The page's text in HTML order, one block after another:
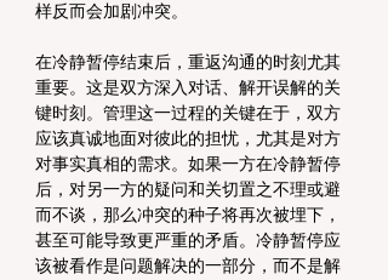
样反而会加剧冲突。
在冷静暂停结束后，重返沟通的时刻尤其
重要。这是双方深入对话、解开误解的关
键时刻。管理这一过程的关键在于，双方
应该真诚地面对彼此的担忧，尤其是对方
对事实真相的需求。如果一方在冷静暂停
后，对另一方的疑问和关切置之不理或避
而不谈，那么冲突的种子将再次被埋下，
甚至可能导致更严重的矛盾。冷静暂停应
该被看作是问题解决的一部分，而不是解